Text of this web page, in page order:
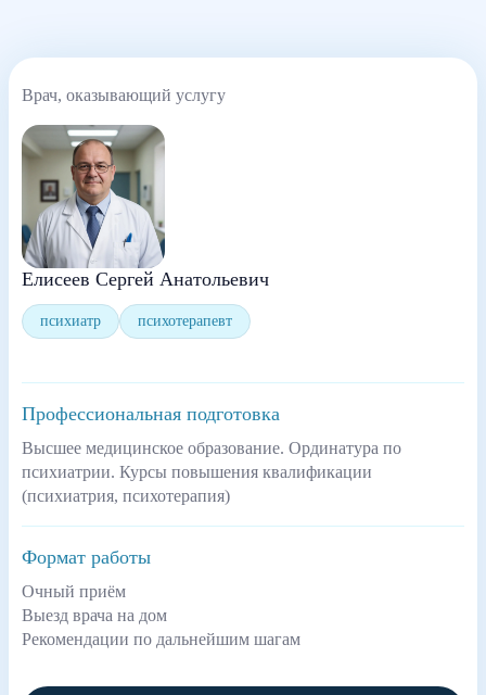
Врач, оказывающий услугу
Елисеев Сергей Анатольевич
психиатр психотерапевт
Профессиональная подготовка
Высшее медицинское образование. Ординатура по
психиатрии. Курсы повышения квалификации
(психиатрия, психотерапия)
Формат работы
Очный приём
Выезд врача на дом
Рекомендации по дальнейшим шагам